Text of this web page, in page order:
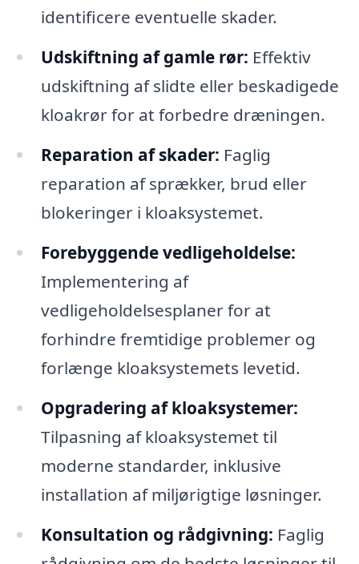
identificere eventuelle skader.
Udskiftning af gamle rør: Effektiv
udskiftning af slidte eller beskadigede
kloakrør for at forbedre dræningen.
Reparation af skader: Faglig
reparation af sprækker, brud eller
blokeringer i kloaksystemet.
Forebyggende vedligeholdelse:
Implementering af
vedligeholdelsesplaner for at
forhindre fremtidige problemer og
forlænge kloaksystemets levetid.
Opgradering af kloaksystemer:
Tilpasning af kloaksystemet til
moderne standarder, inklusive
installation af miljørigtige løsninger.
Konsultation og rådgivning: Faglig